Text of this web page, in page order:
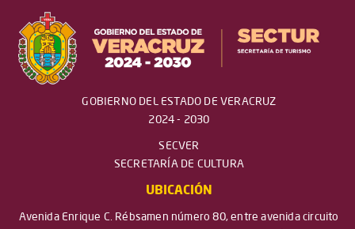
GOBIERNO DEL ESTADO DE VERACRUZ
2024 - 2030
SECVER
SECRETARÍA DE CULTURA
UBICACIÓN
Avenida Enrique C. Rébsamen número 80, entre avenida circuito